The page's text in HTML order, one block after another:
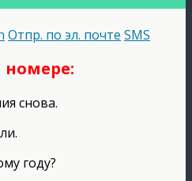
Отпр. по эл. почте SMS
номере:
снова.
году?